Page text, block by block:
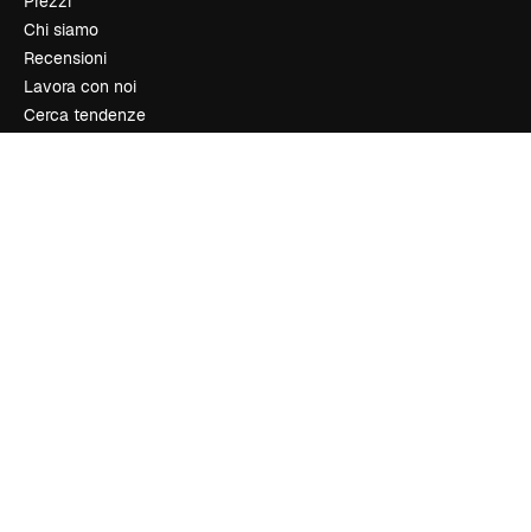
Chi siamo
Recensioni
Lavora con noi
Cerca tendenze